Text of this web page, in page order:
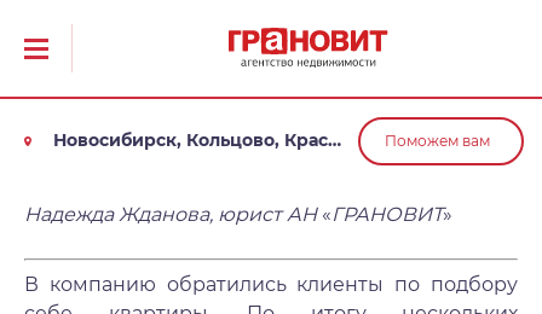
Новосибирск, Кольцово, Краснообск, Обь Поможем вам
Надежда Жданова, юрист АН «ГРАНОВИТ»
В компанию обратились клиенты по подбору